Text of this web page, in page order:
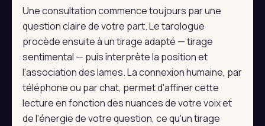
Une consultation commence toujours par une
question claire de votre part. Le tarologue
procède ensuite à un tirage adapté — tirage
sentimental — puis interprète la position et
l'association des lames. La connexion humaine, par
téléphone ou par chat, permet d'affiner cette
lecture en fonction des nuances de votre voix et
de l'énergie de votre question, ce qu'un tirage